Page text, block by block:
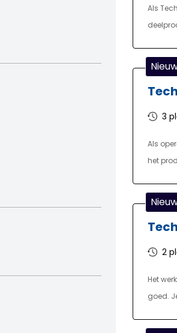
Als
3
Als
het
het
2
Het
goed.